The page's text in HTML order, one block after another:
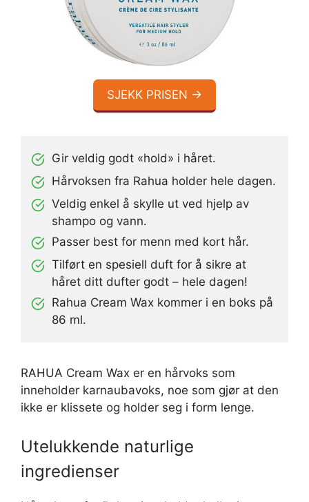
SJEKK PRISEN →
Gir veldig godt «hold» i håret.
Hårvoksen fra Rahua holder hele dagen.
Veldig enkel å skylle ut ved hjelp av
shampo og vann.
Passer best for menn med kort hår.
Tilført en spesiell duft for å sikre at
håret ditt dufter godt – hele dagen!
Rahua Cream Wax kommer i en boks på
86 ml.
RAHUA Cream Wax er en hårvoks som
inneholder karnaubavoks, noe som gjør at den
ikke er klissete og holder seg i form lenge.
Utelukkende naturlige
ingredienser